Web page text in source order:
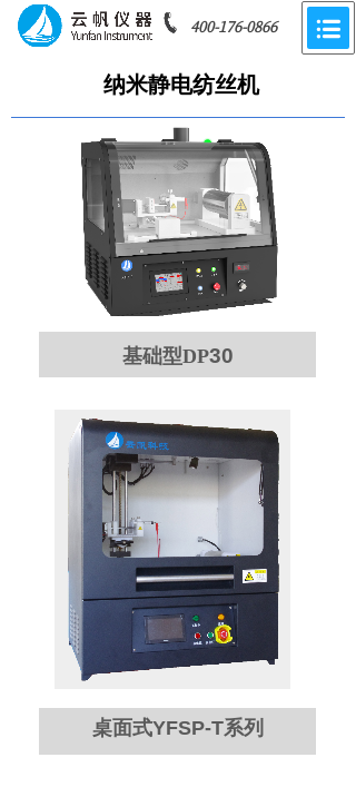
400-176-0866
基础型DP30
纳米静电纺丝机
桌面式YFSP-T系列